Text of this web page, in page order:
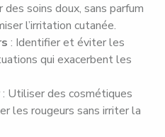
des soins doux, sans parfum
l’irritation cutanée.
: Identifier et éviter les
qui exacerbent les
: Utiliser des cosmétiques
les rougeurs sans irriter la